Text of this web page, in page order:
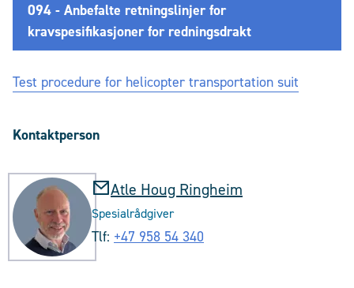
094 - Anbefalte retningslinjer for
kravspesifikasjoner for redningsdrakt
Test procedure for helicopter transportation suit
Kontaktperson
Atle Houg Ringheim
Spesialrådgiver
Tlf: +47 958 54 340